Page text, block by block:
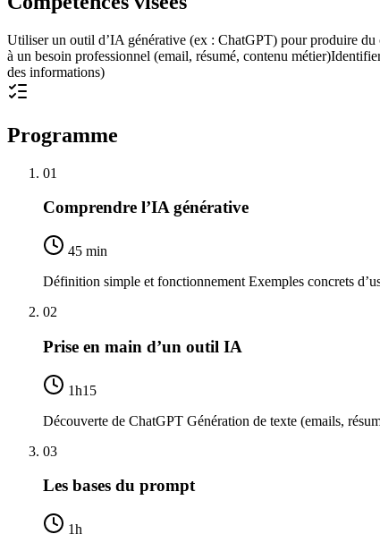
Utiliser un outil d’IA générative (ex : ChatGPT) pour produire du
à un besoin professionnel (email, résumé, contenu métier)
des informations)
Programme
01
Comprendre l’IA générative
45 min
Définition simple et fonctionnement Exemples concrets
02
Prise en main d’un outil IA
1h15
Découverte de ChatGPT Génération de texte (emails,
03
Les bases du prompt
1h